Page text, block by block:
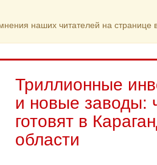
наших читателей на странице
Триллионные
и новые заводы:
готовят в
области